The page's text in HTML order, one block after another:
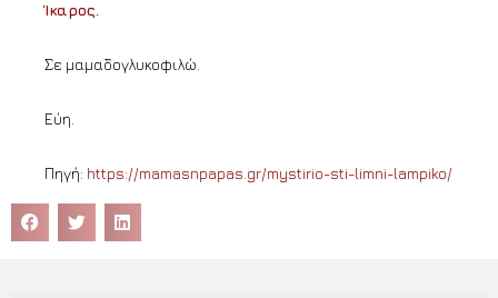
Ίκαρος.
Σε μαμαδογλυκοφιλώ.
Εύη.
Πηγή: https://mamasnpapas.gr/mystirio-sti-limni-lampiko/